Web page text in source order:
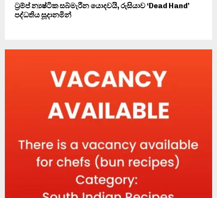
ට්‍රම්ප් න්‍යෂ්ටික සබ්මැරීන යොදවයි, රුසියාව ‘Dead Hand’
පද්ධතිය සූදානමින්